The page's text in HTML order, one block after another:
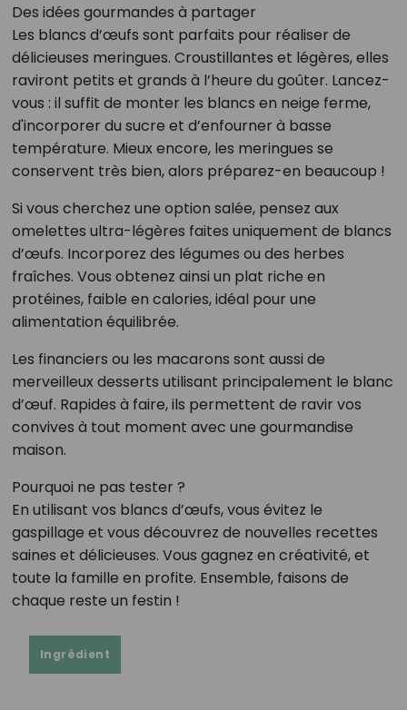
Des idées gourmandes à partager
Les blancs d’œufs sont parfaits pour réaliser de
délicieuses meringues. Croustillantes et légères, elles
raviront petits et grands à l’heure du goûter. Lancez-
vous : il suffit de monter les blancs en neige ferme,
d'incorporer du sucre et d’enfourner à basse
température. Mieux encore, les meringues se
conservent très bien, alors préparez-en beaucoup !
Si vous cherchez une option salée, pensez aux
omelettes ultra-légères faites uniquement de blancs
d’œufs. Incorporez des légumes ou des herbes
fraîches. Vous obtenez ainsi un plat riche en
protéines, faible en calories, idéal pour une
alimentation équilibrée.
Les financiers ou les macarons sont aussi de
merveilleux desserts utilisant principalement le blanc
d’œuf. Rapides à faire, ils permettent de ravir vos
convives à tout moment avec une gourmandise
maison.
Pourquoi ne pas tester ?
En utilisant vos blancs d’œufs, vous évitez le
gaspillage et vous découvrez de nouvelles recettes
saines et délicieuses. Vous gagnez en créativité, et
toute la famille en profite. Ensemble, faisons de
chaque reste un festin !
Ingrédient